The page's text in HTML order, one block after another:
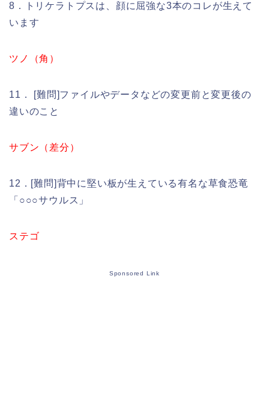
8．トリケラトプスは、顔に屈強な3本のコレが生えて
います
ツノ（角）
11． [難問]ファイルやデータなどの変更前と変更後の
違いのこと
サブン（差分）
12．[難問]背中に堅い板が生えている有名な草食恐竜
「○○○サウルス」
ステゴ
Sponsored Link